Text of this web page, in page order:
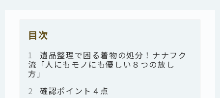
目次
1 遺品整理で困る着物の処分！ナナフク
流「人にもモノにも優しい８つの放し
方」
2
確認ポイント４点